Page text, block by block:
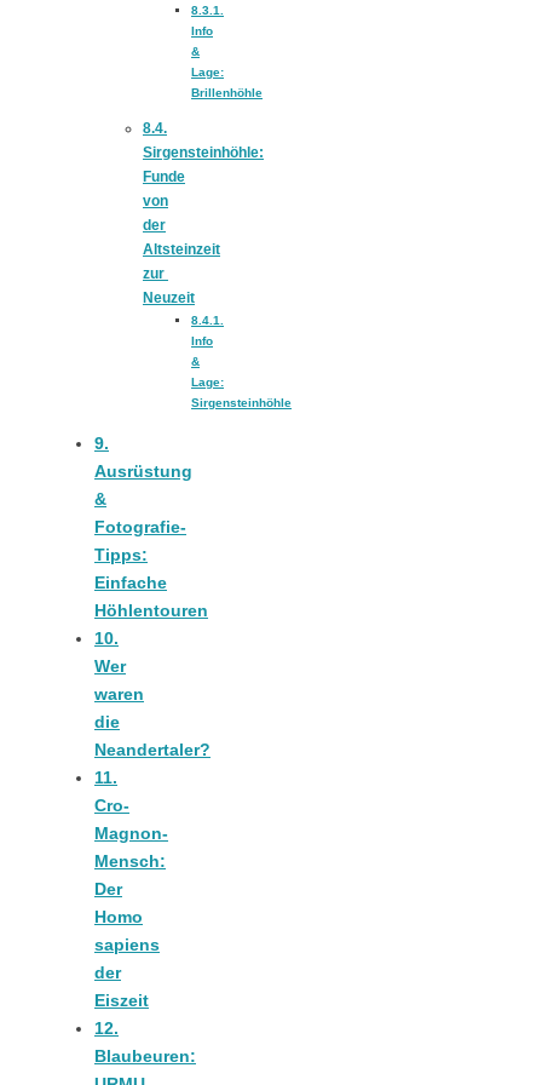
8.3.1.
Info
&
Lage:
Brillenhöhle
8.4.
Sirgensteinhöhle:
Funde
von
der
Altsteinzeit
zur
Neuzeit
8.4.1.
Info
&
Lage:
Sirgensteinhöhle
9.
Ausrüstung
&
Fotografie-
Tipps:
Einfache
Höhlentouren
10.
Wer
waren
die
Neandertaler?
11.
Cro-
Magnon-
Mensch:
Der
Homo
sapiens
der
Eiszeit
12.
Blaubeuren: